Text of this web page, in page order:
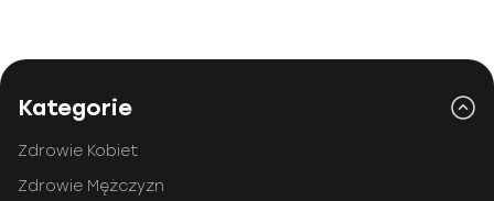
Kategorie
Zdrowie Kobiet
Zdrowie Mężczyzn